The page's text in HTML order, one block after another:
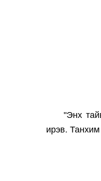
"Энх
ирэв.